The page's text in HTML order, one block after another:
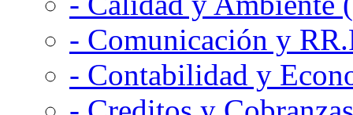
- Comunicación y
- Contabilidad y